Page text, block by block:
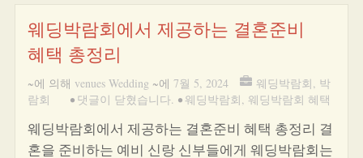
웨딩박람회에서 제공하는 결혼준비
혜택 총정리
~에 의해 venues Wedding ~에 7월 5, 2024 웨딩박람회, 박
람회
• 댓글이 닫혔습니다. •웨딩박람회, 웨딩박람회 혜택
웨딩박람회에서 제공하는 결혼준비 혜택 총정리 결
혼을 준비하는 예비 신랑 신부들에게 웨딩박람회는